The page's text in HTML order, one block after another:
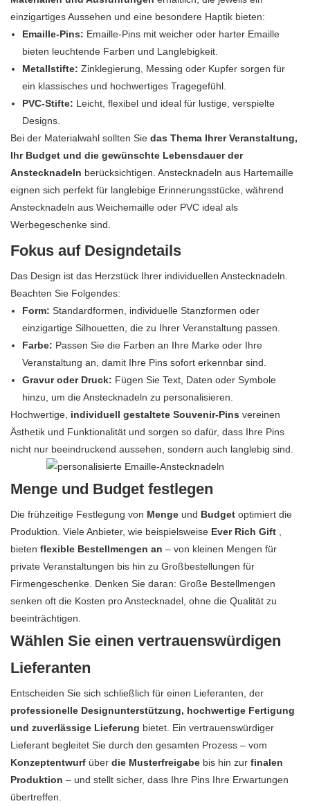
einzigartiges Aussehen und eine besondere Haptik bieten:
Emaille-Pins: Emaille-Pins mit weicher oder harter Emaille
bieten leuchtende Farben und Langlebigkeit.
Metallstifte: Zinklegierung, Messing oder Kupfer sorgen für
ein klassisches und hochwertiges Tragegefühl.
PVC-Stifte: Leicht, flexibel und ideal für lustige, verspielte
Designs.
Bei der Materialwahl sollten Sie das Thema Ihrer Veranstaltung,
Ihr Budget und die gewünschte Lebensdauer der
Anstecknadeln berücksichtigen. Anstecknadeln aus Hartemaille
eignen sich perfekt für langlebige Erinnerungsstücke, während
Anstecknadeln aus Weichemaille oder PVC ideal als
Werbegeschenke sind.
Fokus auf Designdetails
Das Design ist das Herzstück Ihrer individuellen Anstecknadeln.
Beachten Sie Folgendes:
Form: Standardformen, individuelle Stanzformen oder
einzigartige Silhouetten, die zu Ihrer Veranstaltung passen.
Farbe: Passen Sie die Farben an Ihre Marke oder Ihre
Veranstaltung an, damit Ihre Pins sofort erkennbar sind.
Gravur oder Druck: Fügen Sie Text, Daten oder Symbole
hinzu, um die Anstecknadeln zu personalisieren.
Hochwertige, individuell gestaltete Souvenir-Pins vereinen
Ästhetik und Funktionalität und sorgen so dafür, dass Ihre Pins
nicht nur beeindruckend aussehen, sondern auch langlebig sind.
Menge und Budget festlegen
Die frühzeitige Festlegung von Menge und Budget optimiert die
Produktion. Viele Anbieter, wie beispielsweise Ever Rich Gift ,
bieten flexible Bestellmengen an – von kleinen Mengen für
private Veranstaltungen bis hin zu Großbestellungen für
Firmengeschenke. Denken Sie daran: Große Bestellmengen
senken oft die Kosten pro Anstecknadel, ohne die Qualität zu
beeinträchtigen.
Wählen Sie einen vertrauenswürdigen
Lieferanten
Entscheiden Sie sich schließlich für einen Lieferanten, der
professionelle Designunterstützung, hochwertige Fertigung
und zuverlässige Lieferung bietet. Ein vertrauenswürdiger
Lieferant begleitet Sie durch den gesamten Prozess – vom
Konzeptentwurf über die Musterfreigabe bis hin zur finalen
Produktion – und stellt sicher, dass Ihre Pins Ihre Erwartungen
übertreffen.